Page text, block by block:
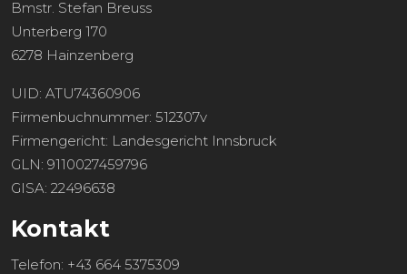
Bmstr. Stefan Breuss
Unterberg 170
6278 Hainzenberg
UID: ATU74360906
Firmenbuchnummer: 512307v
Firmengericht: Landesgericht Innsbruck
GLN: 9110027459796
GISA: 22496638
Kontakt
Telefon: +43 664 5375309